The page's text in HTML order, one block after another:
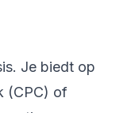
Je biedt op
(CPC) of